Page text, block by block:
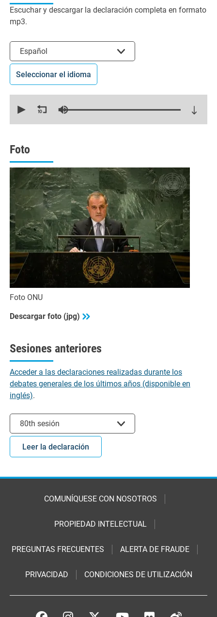
Escuchar y descargar la declaración completa en formato
mp3.
Seleccionar el idioma
Español
Seleccionar el idioma
seconds
seconds
Foto
Foto ONU
Descargar foto (jpg)
Sesiones anteriores
Acceder a las declaraciones realizadas durante los
debates generales de los últimos años (disponible en
inglés).
80th sesión
Leer la declaración
COMUNÍQUESE CON NOSOTROS
PROPIEDAD INTELECTUAL
PREGUNTAS FRECUENTES ALERTA DE FRAUDE
PRIVACIDAD CONDICIONES DE UTILIZACIÓN